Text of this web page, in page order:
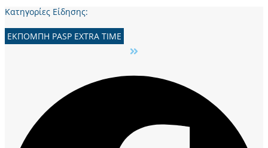
Κατηγορίες Είδησης:
ΕΚΠΟΜΠH PASP EXTRA TIME